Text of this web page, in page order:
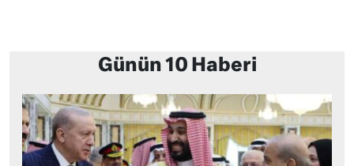
Günün 10 Haberi